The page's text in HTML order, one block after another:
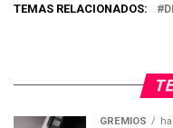
TEMAS RELACIONADOS:
GREMIOS